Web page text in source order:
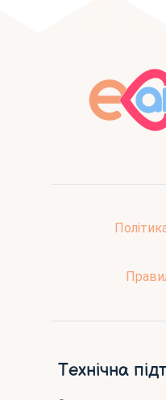
Технічна